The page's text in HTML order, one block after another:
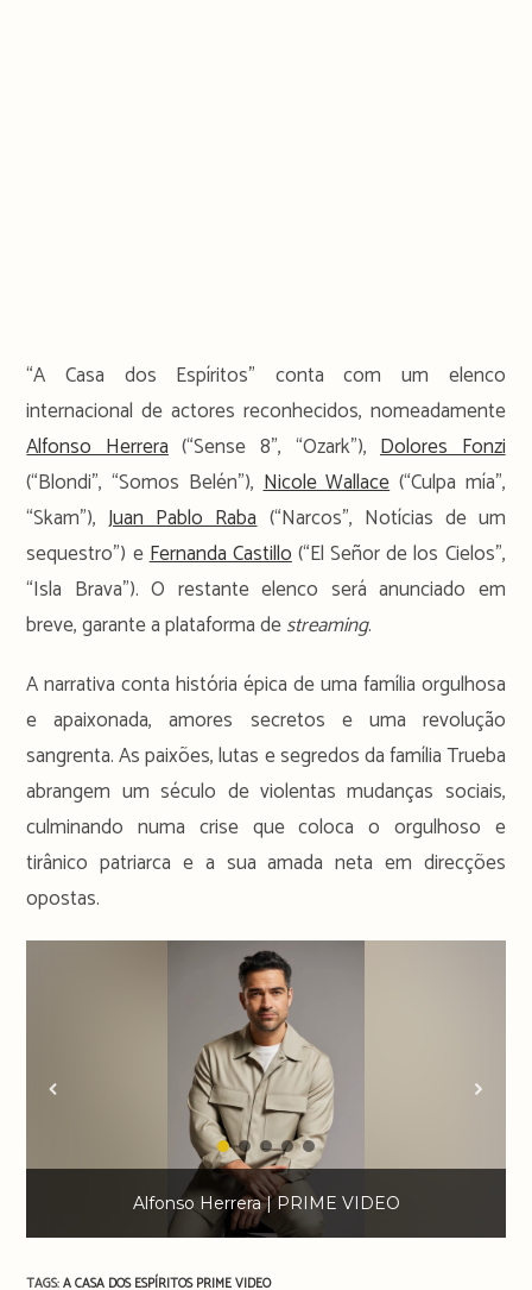
“A Casa dos Espíritos” conta com um elenco
internacional de actores reconhecidos, nomeadamente
Alfonso Herrera(“Sense 8”, “Ozark”),Dolores Fonzi
(“Blondi”, “Somos Belén”),Nicole Wallace(“Culpa mía”,
“Skam”),Juan Pablo Raba(“Narcos”, Notícias de um
sequestro”) eFernanda Castillo(“El Señor de los Cielos”,
“Isla Brava”). O restante elenco será anunciado em
breve, garante a plataforma destreaming.
A narrativa conta história épica de uma família orgulhosa
e apaixonada, amores secretos e uma revolução
sangrenta. As paixões, lutas e segredos da família Trueba
abrangem um século de violentas mudanças sociais,
culminando numa crise que coloca o orgulhoso e
tirânico patriarca e a sua amada neta em direcções
opostas.
Alfonso Herrera | PRIME VIDEO
TAGS:A CASA DOS ESPÍRITOSPRIME VIDEO